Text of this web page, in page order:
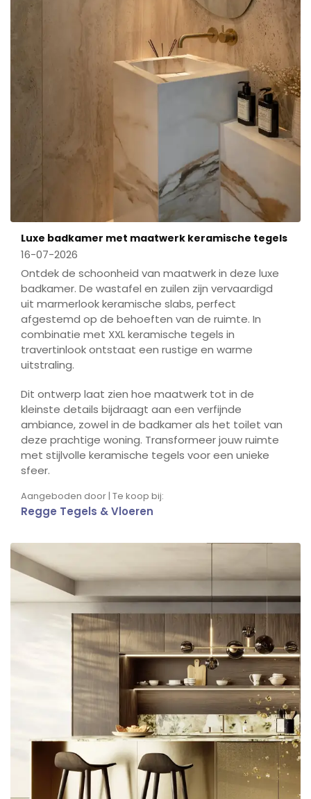
Luxe badkamer met maatwerk keramische tegels
16-07-2026
Ontdek de schoonheid van maatwerk in deze luxe
badkamer. De wastafel en zuilen zijn vervaardigd
uit marmerlook keramische slabs, perfect
afgestemd op de behoeften van de ruimte. In
combinatie met XXL keramische tegels in
travertinlook ontstaat een rustige en warme
uitstraling.
Dit ontwerp laat zien hoe maatwerk tot in de
kleinste details bijdraagt aan een verfijnde
ambiance, zowel in de badkamer als het toilet van
deze prachtige woning. Transformeer jouw ruimte
met stijlvolle keramische tegels voor een unieke
sfeer.
Aangeboden door | Te koop bij:
Regge Tegels & Vloeren